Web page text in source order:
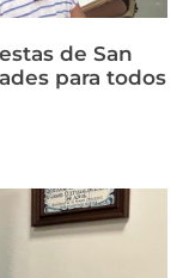
de San
para todos